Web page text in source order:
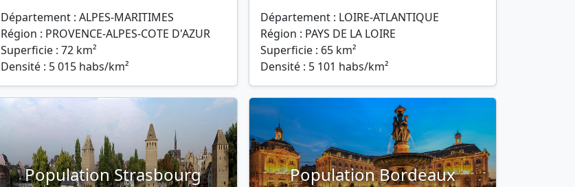
Département : ALPES-MARITIMES
Région : PROVENCE-ALPES-COTE D'AZUR
Superficie : 72 km²
Densité : 5 015 habs/km²
Département : LOIRE-ATLANTIQUE
Région : PAYS DE LA LOIRE
Superficie : 65 km²
Densité : 5 101 habs/km²
Population Strasbourg Population Bordeaux